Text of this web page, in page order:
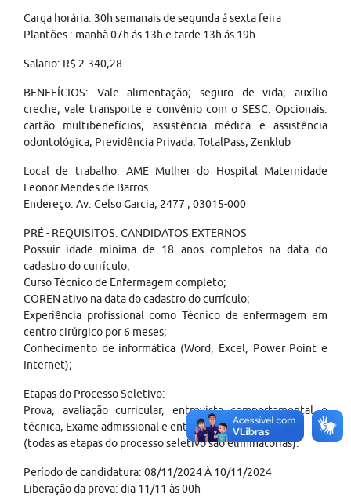
Carga horária: 30h semanais de segunda á sexta feira
Plantões : manhã 07h ás 13h e tarde 13h ás 19h.
Salario: R$ 2.340,28
BENEFÍCIOS: Vale alimentação; seguro de vida; auxílio
creche; vale transporte e convênio com o SESC. Opcionais:
cartão multibenefícios, assistência médica e assistência
odontológica, Previdência Privada, TotalPass, Zenklub
Local de trabalho: AME Mulher do Hospital Maternidade
Leonor Mendes de Barros
Endereço: Av. Celso Garcia, 2477 , 03015-000
PRÉ - REQUISITOS: CANDIDATOS EXTERNOS
Possuir idade mínima de 18 anos completos na data do
cadastro do currículo;
Curso Técnico de Enfermagem completo;
COREN ativo na data do cadastro do currículo;
Experiência profissional como Técnico de enfermagem em
centro cirúrgico por 6 meses;
Conhecimento de informática (Word, Excel, Power Point e
Internet);
Etapas do Processo Seletivo:
Prova, avaliação curricular, entrevista comportamental e
técnica, Exame admissional e entrega dos documentos
(todas as etapas do processo seletivo são eliminatórias).
Período de candidatura: 08/11/2024 À 10/11/2024
Liberação da prova: dia 11/11 às 00h